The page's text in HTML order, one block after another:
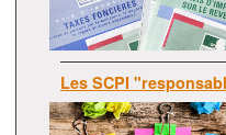
Les SCPI